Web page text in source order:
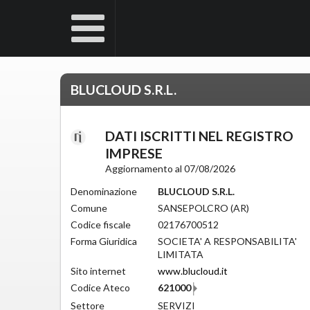
BLUCLOUD S.R.L.
DATI ISCRITTI NEL REGISTRO
IMPRESE
Aggiornamento al 07/08/2026
Denominazione
BLUCLOUD S.R.L.
Comune
SANSEPOLCRO (AR)
Codice fiscale
02176700512
Forma Giuridica
SOCIETA' A RESPONSABILITA'
LIMITATA
Sito internet
www.blucloud.it
Codice Ateco
621000
Settore
SERVIZI